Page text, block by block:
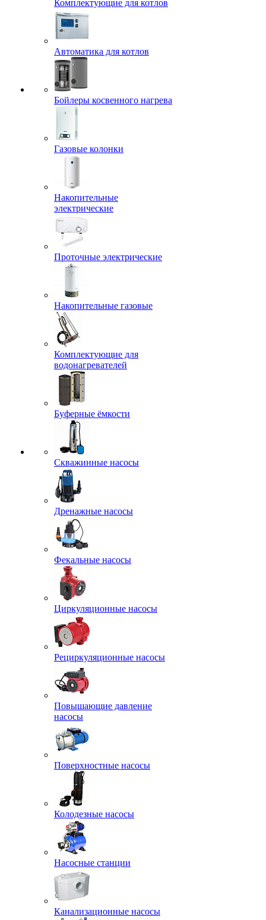
Комплектующие для котлов
Автоматика для котлов
Бойлеры косвенного нагрева
Газовые колонки
Накопительные
электрические
Проточные электрические
Накопительные газовые
Комплектующие для
водонагревателей
Буферные ёмкости
Скважинные насосы
Дренажные насосы
Фекальные насосы
Циркуляционные насосы
Рециркуляционные насосы
Повышающие давление
насосы
Поверхностные насосы
Колодезные насосы
Насосные станции
Канализационные насосы